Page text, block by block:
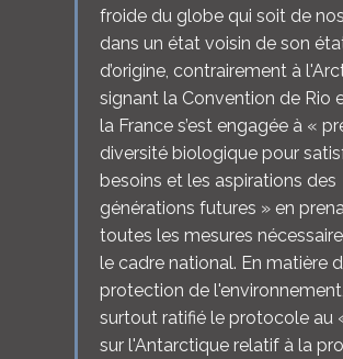
froide du globe qui soit de
dans un état voisin de son
d’origine, contrairement à
signant la Convention de Rio
la France s’est engagée à «
diversité biologique pour
besoins et les aspirations des
générations futures » en
toutes les mesures
le cadre national. En matière
protection de
surtout ratifié le protocole au
sur l'Antarctique relatif à la